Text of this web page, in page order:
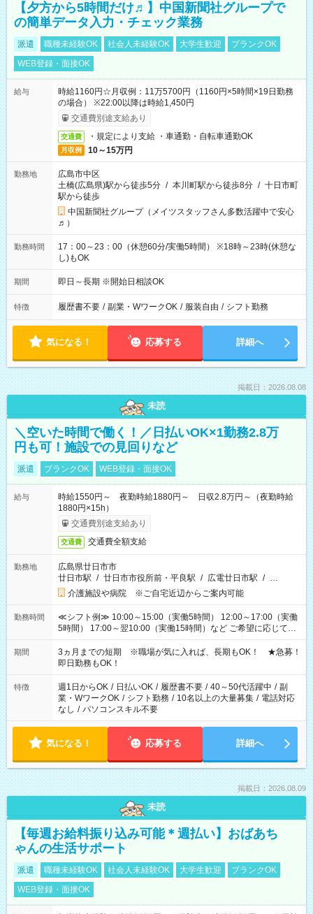
【夕方から5時間だけ♬】中国新聞社グループで
の簡単データ入力・チェック業務
派遣 職種未経験OK 社会人未経験OK 大学生歓迎
ブランクOK
WEB登録・面接OK
給与
時給1160円☆月収例：11万5700円（1160円×5時間×19日勤務
の場合） ※22:00以降は時給1,450円
交通費別途支給あり
交通費 ・規定により支給 ・車通勤・自転車通勤OK
月収例 10～15万円
勤務地
広島市中区
土橋(広島県)駅から徒歩5分 / 本川町駅から徒歩8分 / 十日市町
駅から徒歩
中国新聞社グループ（メイツスタッフさん多数活躍中で安心
♬）
勤務時間
17：00～23：00（休憩60分/実働5時間） ※18時～23時(休憩な
し)もOK
期間 即日～長期 ※開始日相談OK
特徴 履歴書不要 / 副業・WワークOK / 服装自由 / シフト勤務
気になる！ 応募する 詳細へ
掲載日：2026.08.08
未読
＼空いた時間で働く！／日払いOK×1勤務2.8万
円も可！施設での見回りなど
派遣 ブランクOK WEB登録・面接OK
給与
時給1550円～ 夜勤時給1880円～ 日収2.8万円～（夜勤時給
1880円×15h）
交通費別途支給あり
交通費 交通費全額支給
勤務地
広島県廿日市市
廿日市駅 / 廿日市市役所前・平良駅 / 広電廿日市駅 / …
介護施設や病院 ※ご自宅近辺からご案内可能
勤務時間
≪シフト例≫ 10:00～15:00（実働5時間） 12:00～17:00（実働
5時間） 17:00～翌10:00（実働15時間）など ご希望に応じて、
働く時間は調整できます！ お気軽に担当へ相談ください！
期間
3ヵ月までの短期 ※職場が気に入れば、長期もOK！ ★急募！
即日勤務もOK！
特徴 週1日からOK / 日払いOK / 履歴書不要 / 40～50代活躍中 / 副
業・WワークOK / シフト勤務 / 10名以上の大量募集 / 電話対応
なし / パソコンスキル不要
気になる！ 応募する 詳細へ
掲載日：2026.08.09
未読
【毎週お給料振り込み可能＊週払い】おばあち
ゃんの生活サポート
派遣 職種未経験OK 社会人未経験OK 大学生歓迎
ブランクOK
WEB登録・面接OK